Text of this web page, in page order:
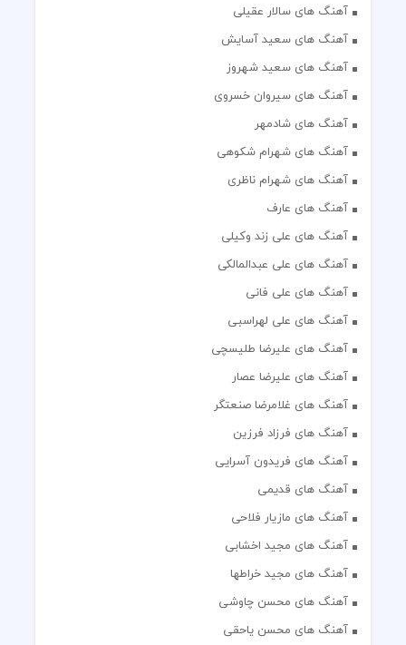
آهنگ های سالار عقیلی
آهنگ های سعید آسایش
آهنگ های سعید شهروز
آهنگ های سیروان خسروی
آهنگ های شادمهر
آهنگ های شهرام شکوهی
آهنگ های شهرام ناظری
آهنگ های عارف
آهنگ های علی زند وکیلی
آهنگ های علی عبدالمالکی
آهنگ های علی فانی
آهنگ های علی لهراسبی
آهنگ های علیرضا طلیسچی
آهنگ های علیرضا عصار
آهنگ های غلامرضا صنعتگر
آهنگ های فرزاد فرزین
آهنگ های فریدون آسرایی
آهنگ های قدیمی
آهنگ های مازیار فلاحی
آهنگ های مجید اخشابی
آهنگ های مجید خراطها
آهنگ های محسن چاوشی
آهنگ های محسن یاحقی